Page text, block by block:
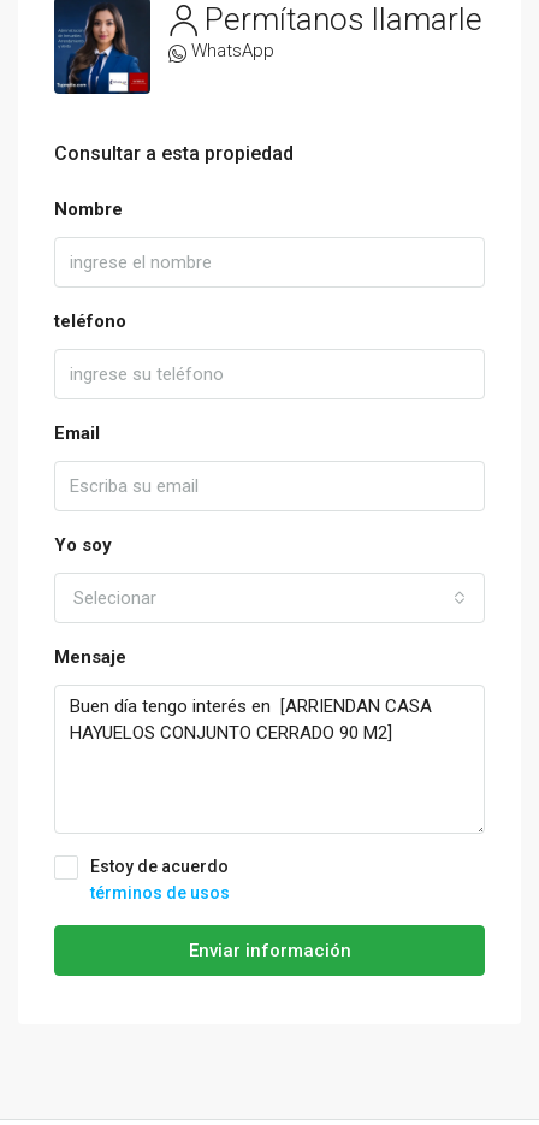
Permítanos llamarle
WhatsApp
Consultar a esta propiedad
Nombre
teléfono
Email
Yo soy
Selecionar
Mensaje
Estoy de acuerdo
términos de usos
Enviar información